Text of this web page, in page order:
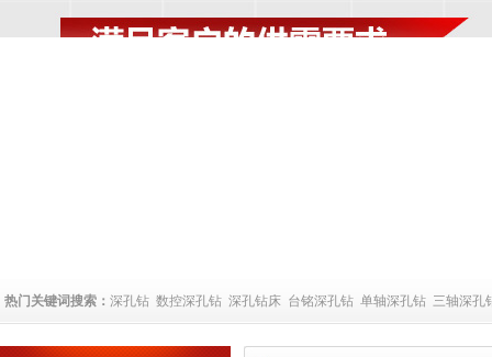
热门关键词搜索： 深孔钻 数控深孔钻 深孔钻床 台铭深孔钻 单轴深孔钻 三轴深孔